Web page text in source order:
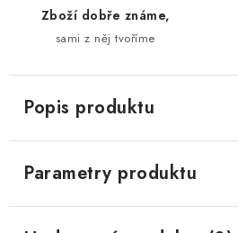
Zboží dobře známe,
sami z něj tvoříme
Popis produktu
Parametry produktu